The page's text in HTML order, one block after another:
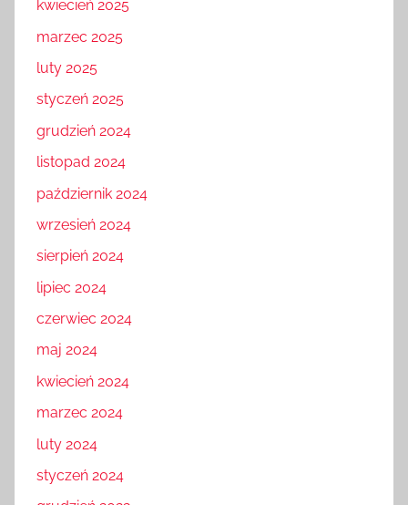
kwiecień 2025
marzec 2025
luty 2025
styczeń 2025
grudzień 2024
listopad 2024
październik 2024
wrzesień 2024
sierpień 2024
lipiec 2024
czerwiec 2024
maj 2024
kwiecień 2024
marzec 2024
luty 2024
styczeń 2024